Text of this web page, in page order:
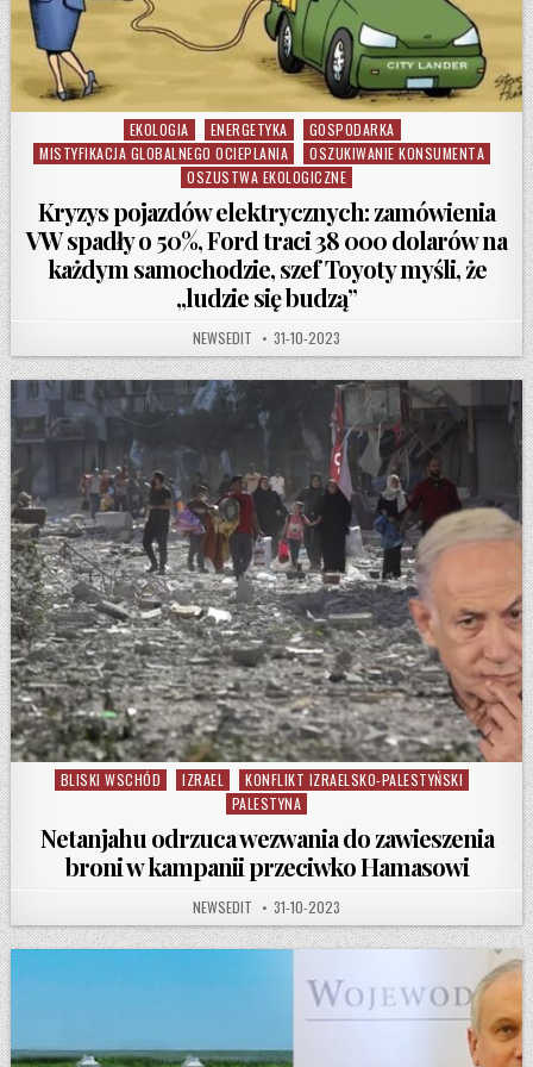
Posted in
EKOLOGIA ENERGETYKA
GOSPODARKA
MISTYFIKACJA GLOBALNEGO OCIEPLANIA
OSZUKIWANIE KONSUMENTA
OSZUSTWA EKOLOGICZNE
Kryzys pojazdów elektrycznych: zamówienia
VW spadły o 50%, Ford traci 38 000 dolarów na
każdym samochodzie, szef Toyoty myśli, że
„ludzie się budzą”
AUTHOR:
NEWSEDIT PUBLISHED DATE:
31-10-2023
Posted in
BLISKI WSCHÓD IZRAEL
KONFLIKT IZRAELSKO-PALESTYŃSKI
PALESTYNA
Netanjahu odrzuca wezwania do zawieszenia
broni w kampanii przeciwko Hamasowi
AUTHOR:
NEWSEDIT PUBLISHED DATE:
31-10-2023